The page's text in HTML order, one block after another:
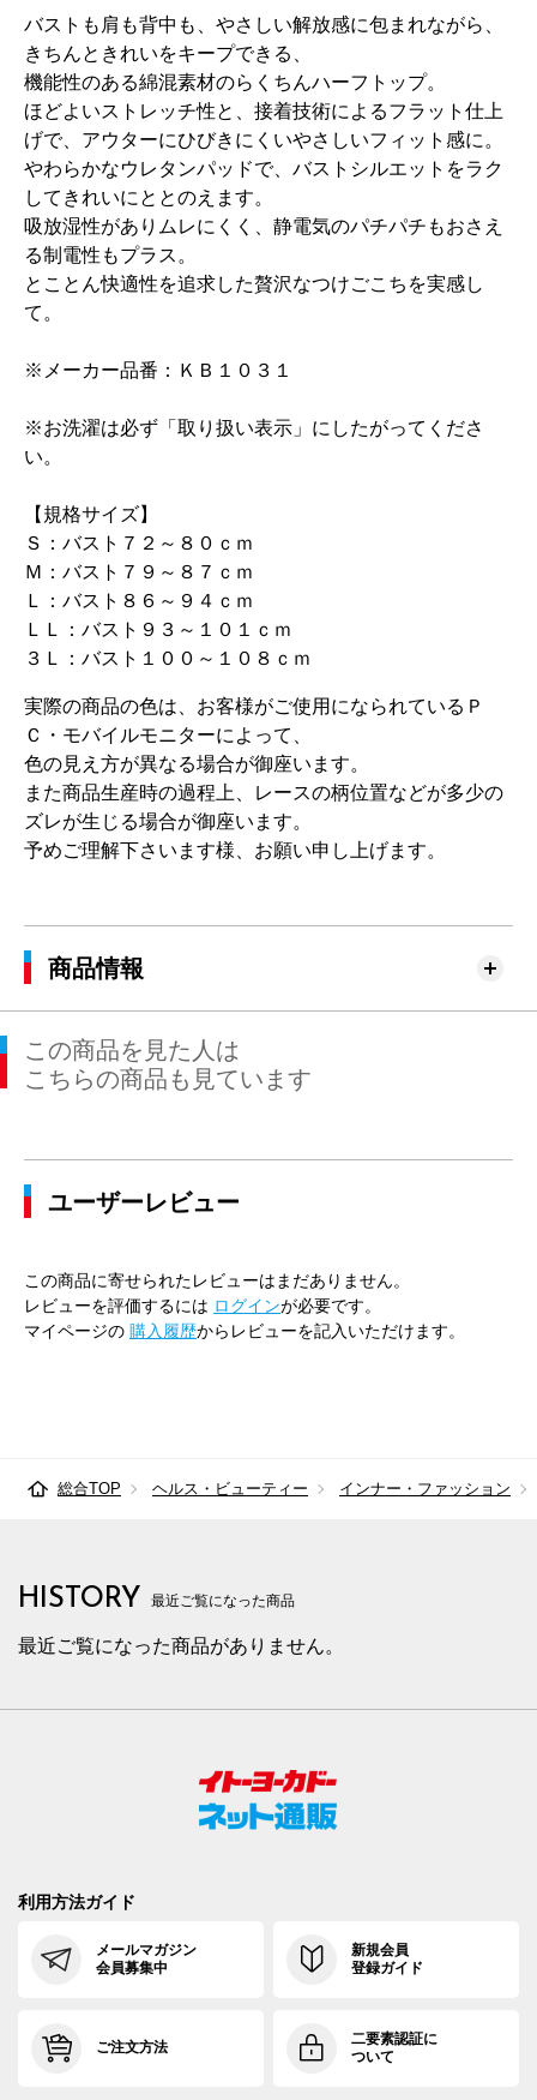
バストも肩も背中も、やさしい解放感に包まれながら、
きちんときれいをキープできる、
機能性のある綿混素材のらくちんハーフトップ。
ほどよいストレッチ性と、接着技術によるフラット仕上
げで、アウターにひびきにくいやさしいフィット感に。
やわらかなウレタンパッドで、バストシルエットをラク
してきれいにととのえます。
吸放湿性がありムレにくく、静電気のパチパチもおさえ
る制電性もプラス。
とことん快適性を追求した贅沢なつけごこちを実感し
て。
※メーカー品番：ＫＢ１０３１
※お洗濯は必ず「取り扱い表示」にしたがってくださ
い。
【規格サイズ】
Ｓ：バスト７２～８０ｃｍ
Ｍ：バスト７９～８７ｃｍ
Ｌ：バスト８６～９４ｃｍ
ＬＬ：バスト９３～１０１ｃｍ
３Ｌ：バスト１００～１０８ｃｍ
実際の商品の色は、お客様がご使用になられているＰ
Ｃ・モバイルモニターによって、
色の見え方が異なる場合が御座います。
また商品生産時の過程上、レースの柄位置などが多少の
ズレが生じる場合が御座います。
予めご理解下さいます様、お願い申し上げます。
商品情報
この商品を見た人は
こちらの商品も見ています
ユーザーレビュー
この商品に寄せられたレビューはまだありません。
レビューを評価するには ログインが必要です。
マイページの 購入履歴からレビューを記入いただけます。
総合TOP ヘルス・ビューティー インナー・ファッション
HISTORY 最近ご覧になった商品
最近ご覧になった商品がありません。
利用方法ガイド
メールマガジン
会員募集中
新規会員
登録ガイド
ご注文方法
二要素認証に
ついて